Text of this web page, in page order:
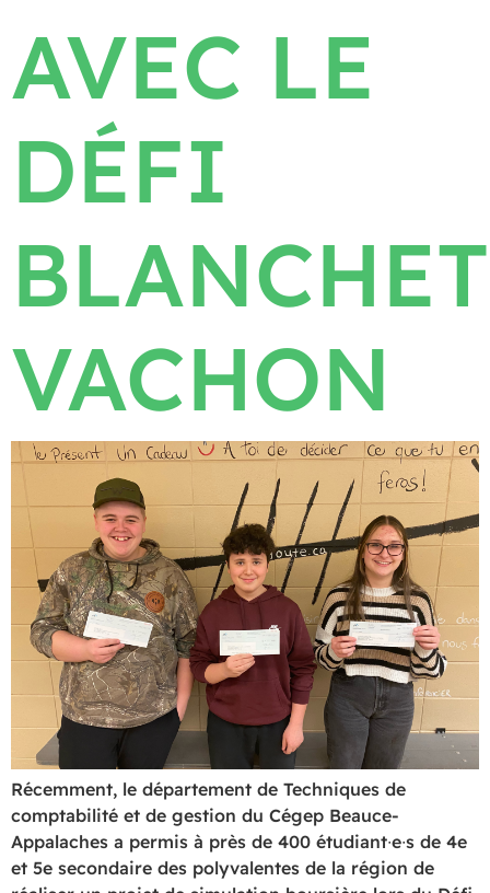
AVEC LE
DÉFI
VACHON
Récemment, le département de Techniques de
comptabilité et de gestion du Cégep Beauce-
Appalaches a permis à près de 400 étudiant∙e∙s de 4e
et 5e secondaire des polyvalentes de la région de